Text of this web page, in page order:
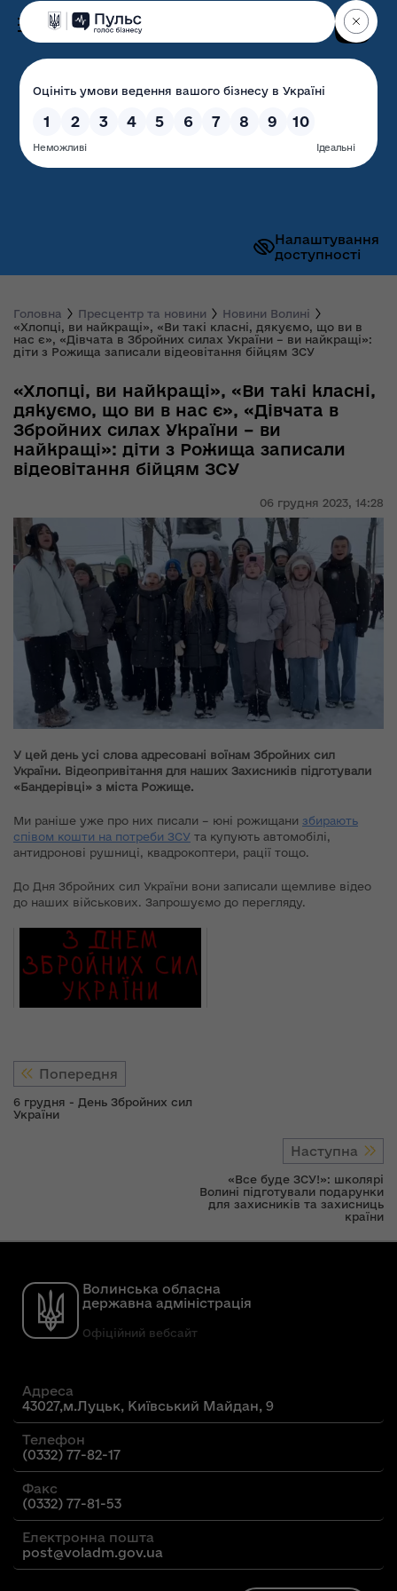
Налаштування
доступності
Волинська обласна
державна адміністрація
Головна Пресцентр та новини
Новини Волині
«Хлопці, ви найкращі», «Ви такі класні, дякуємо, що ви в
нас є», «Дівчата в Збройних силах України – ви найкращі»:
діти з Рожища записали відеовітання бійцям ЗСУ
06 грудня 2023, 14:28
«Хлопці, ви найкращі», «Ви такі класні,
дякуємо, що ви в нас є», «Дівчата в
Збройних силах України – ви
найкращі»: діти з Рожища записали
відеовітання бійцям ЗСУ
У цей день усі слова адресовані воїнам Збройних сил
України. Відеопривітання для наших Захисників підготували
«Бандерівці» з міста Рожище.
Ми раніше уже про них писали – юні рожищани збирають
співом кошти на потреби ЗСУ та купують автомобілі,
антидронові рушниці, квадрокоптери, рації тощо.
До Дня Збройних сил України вони записали щемливе відео
до наших військових. Запрошуємо до перегляду.
Попередня
6 грудня - День Збройних сил
України
Наступна
«Все буде ЗСУ!»: школярі
Волині підготували подарунки
для захисників та захисниць
країни
Волинська обласна
державна адміністрація
Офіційний вебсайт
Адреса
43027,м.Луцьк, Київський Майдан, 9
Телефон
(0332) 77-82-17
Факс
(0332) 77-81-53
Електронна пошта
post@voladm.gov.ua